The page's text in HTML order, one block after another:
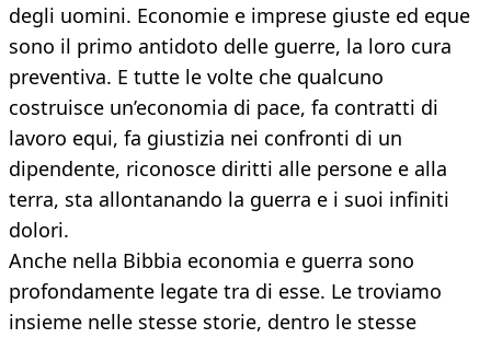
degli uomini. Economie e imprese giuste ed eque
sono il primo antidoto delle guerre, la loro cura
preventiva. E tutte le volte che qualcuno
costruisce un’economia di pace, fa contratti di
lavoro equi, fa giustizia nei confronti di un
dipendente, riconosce diritti alle persone e alla
terra, sta allontanando la guerra e i suoi infiniti
dolori.
Anche nella Bibbia economia e guerra sono
profondamente legate tra di esse. Le troviamo
insieme nelle stesse storie, dentro le stesse